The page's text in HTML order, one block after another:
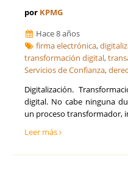
por KPMG
Hace 8 años
firma electrónica,
transformación digital,
Servicios de Confianza,
Digitalización.
digital. No cabe ninguna
un proceso transformador,
Leer más